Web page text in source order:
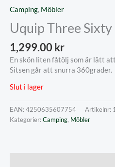
Camping, Möbler
Uquip Three Sixty
1,299.00kr
En skön liten fåtölj som är lätt
Sitsen går att snurra 360grader.
Slut i lager
EAN:4250635607754 Artikelnr:
Kategorier:Camping, Möbler